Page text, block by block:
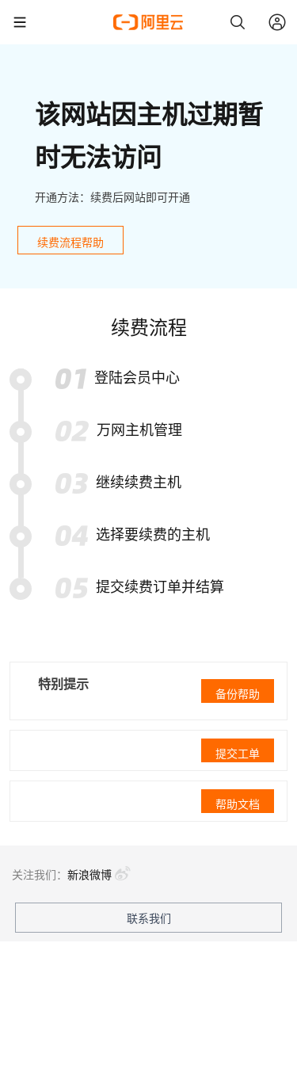
该网站因主机过期暂
时无法访问
开通方法：续费后网站即可开通
续费流程帮助
续费流程
登陆会员中心
万网主机管理
继续续费主机
选择要续费的主机
提交续费订单并结算
特别提示
备份帮助
提交工单
帮助文档